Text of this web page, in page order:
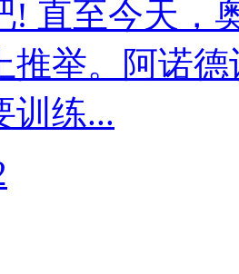
! 直至今天，
推举。阿诺
训练...